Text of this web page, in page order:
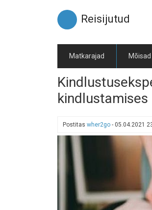
Reisijutud
Matkarajad Mõisad
Postitas wher2go - 05.04.2021